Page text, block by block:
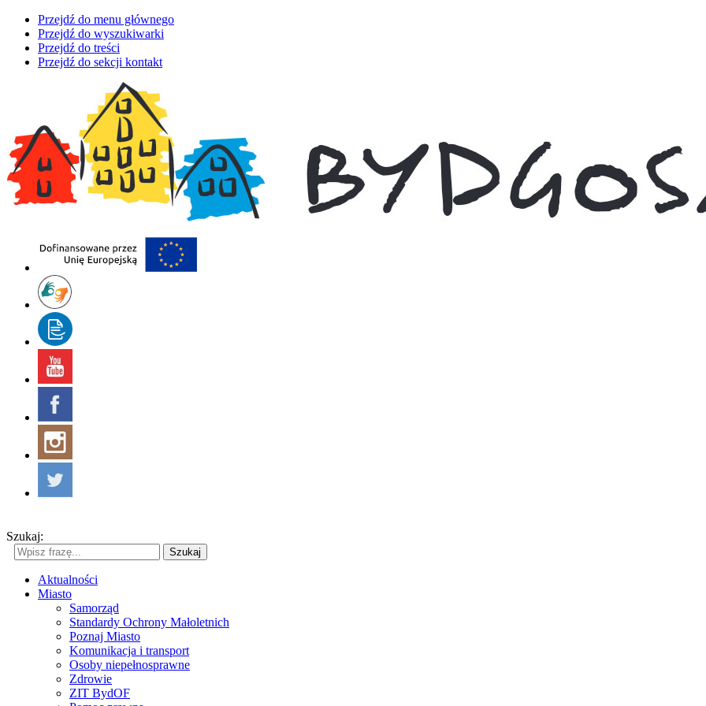
Przejdź do menu głównego
Przejdź do wyszukiwarki
Przejdź do treści
Przejdź do sekcji kontakt
Szukaj:
Szukaj
Aktualności
Miasto
Samorząd
Standardy Ochrony Małoletnich
Poznaj Miasto
Komunikacja i transport
Osoby niepełnosprawne
Zdrowie
ZIT BydOF